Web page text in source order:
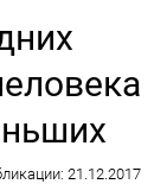
21.12.2017